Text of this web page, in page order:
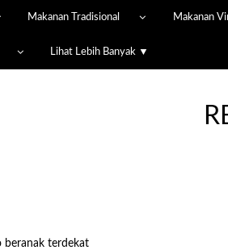
Makanan Tradisional Makanan
Lihat Lebih Banyak ▼
beranak terdekat